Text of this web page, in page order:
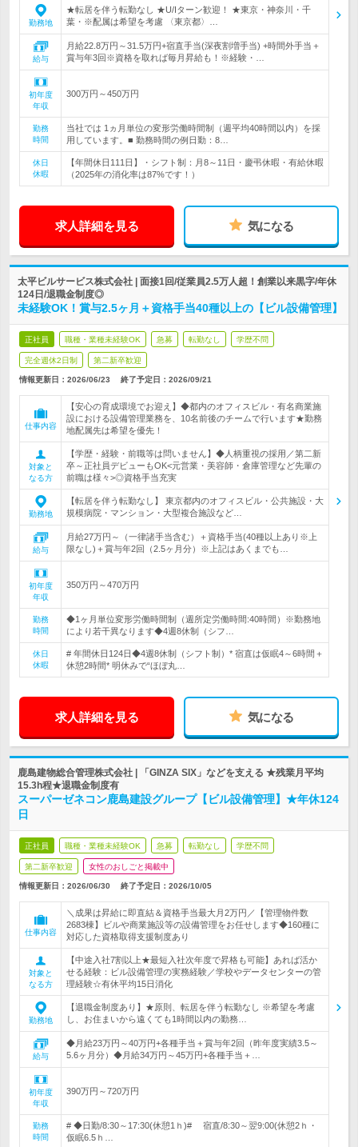
勤務地
★転居を伴う転勤なし ★U/Iターン歓迎！ ★東京・神奈川・千
葉・※配属は希望を考慮 〈東京都〉…
給与
月給22.8万円～31.5万円+宿直手当(深夜割増手当) +時間外手当＋
賞与年3回※資格を取れば毎月昇給も！※経験・…
初年度
年収
300万円～450万円
勤務
時間
当社では 1ヵ月単位の変形労働時間制（週平均40時間以内）を採
用しています。■ 勤務時間の例日勤：8…
休日
休暇
【年間休日111日】・シフト制：月8～11日・慶弔休暇・有給休暇
（2025年の消化率は87%です！）
求人詳細を見る 気になる
太平ビルサービス株式会社 | 面接1回/従業員2.5万人超！創業以来黒字/年休
124日/退職金制度◎
未経験OK！賞与2.5ヶ月＋資格手当40種以上の【ビル設備管理】
正社員 職種・業種未経験OK 急募 転勤なし 学歴不問
完全週休2日制 第二新卒歓迎
情報更新日：2026/06/23 終了予定日： 2026/09/21
仕事内容
【安心の育成環境でお迎え】◆都内のオフィスビル・有名商業施
設における設備管理業務を、10名前後のチームで行います★勤務
地配属先は希望を優先！
対象と
なる方
【学歴・経験・前職等は問いません】◆人柄重視の採用／第二新
卒～正社員デビューもOK<元営業・美容師・倉庫管理など先輩の
前職は様々>◎資格手当充実
勤務地
【転居を伴う転勤なし】 東京都内のオフィスビル・公共施設・大
規模病院・マンション・大型複合施設など…
給与
月給27万円～（一律諸手当含む）＋資格手当(40種以上あり※上
限なし)＋賞与年2回（2.5ヶ月分）※上記はあくまでも…
初年度
年収
350万円～470万円
勤務
時間
◆1ヶ月単位変形労働時間制（週所定労働時間:40時間）※勤務地
により若干異なります◆4週8休制（シフ…
休日
休暇
# 年間休日124日◆4週8休制（シフト制）* 宿直は仮眠4～6時間＋
休憩2時間* 明休みで“ほぼ丸…
求人詳細を見る 気になる
鹿島建物総合管理株式会社 | 「GINZA SIX」などを支える ★残業月平均
15.3h程★退職金制度有
スーパーゼネコン鹿島建設グループ【ビル設備管理】★年休124
日
正社員 職種・業種未経験OK 急募 転勤なし 学歴不問
第二新卒歓迎 女性のおしごと掲載中
情報更新日：2026/06/30 終了予定日： 2026/10/05
仕事内容
＼成果は昇給に即直結＆資格手当最大月2万円／【管理物件数
2683棟】ビルや商業施設等の設備管理をお任せします◆160種に
対応した資格取得支援制度あり
対象と
なる方
【中途入社7割以上★最短入社次年度で昇格も可能】あれば活か
せる経験：ビル設備管理の実務経験／学校やデータセンターの管
理経験☆有休平均15日消化
勤務地
【退職金制度あり】★原則、転居を伴う転勤なし ※希望を考慮
し、お住まいから遠くても1時間以内の勤務…
給与
◆月給23万円～40万円+各種手当＋賞与年2回（昨年度実績3.5～
5.6ヶ月分）◆月給34万円～45万円+各種手当＋…
初年度
年収
390万円～720万円
勤務
時間
# ◆日勤/8:30～17:30(休憩1ｈ)# 宿直/8:30～翌9:00(休憩2ｈ・
仮眠6.5ｈ…